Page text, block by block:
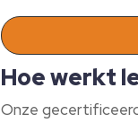
Hoe werkt
Onze